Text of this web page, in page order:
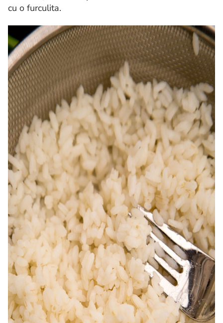
cu o furculita.